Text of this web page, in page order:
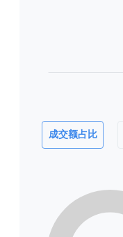
成交额占比